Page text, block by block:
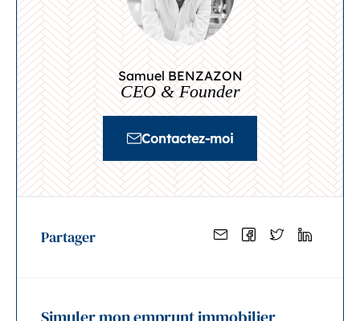
Samuel BENZAZON
CEO & Founder
Contactez-moi
Partager